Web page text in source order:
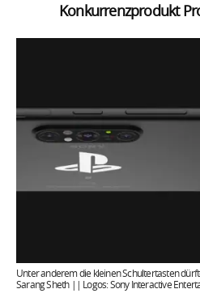
Konkurrenzprodukt
Unter anderem die kleinen Schultertasten
Sarang Sheth || Logos: Sony Interactive